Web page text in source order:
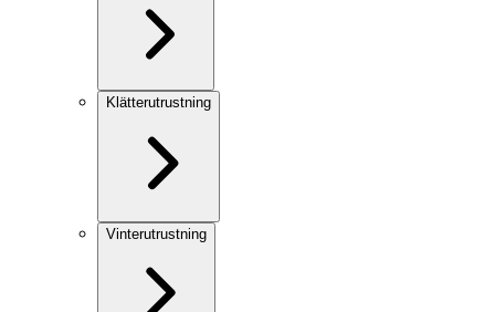
Klätterutrustning
Vinterutrustning